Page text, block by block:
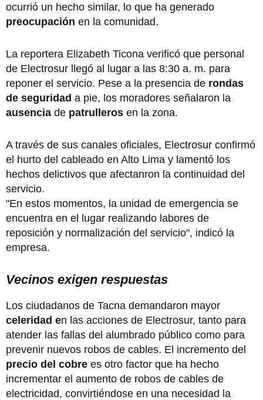
ocurrió un hecho similar, lo que ha generado
preocupación en la comunidad.
La reportera Elizabeth Ticona verificó que personal
de Electrosur llegó al lugar a las 8:30 a. m. para
reponer el servicio. Pese a la presencia de rondas
de seguridad a pie, los moradores señalaron la
ausencia de patrulleros en la zona.
A través de sus canales oficiales, Electrosur confirmó
el hurto del cableado en Alto Lima y lamentó los
hechos delictivos que afectanron la continuidad del
servicio.
"En estos momentos, la unidad de emergencia se
encuentra en el lugar realizando labores de
reposición y normalización del servicio", indicó la
empresa.
Vecinos exigen respuestas
Los ciudadanos de Tacna demandaron mayor
celeridad en las acciones de Electrosur, tanto para
atender las fallas del alumbrado público como para
prevenir nuevos robos de cables. El incremento del
precio del cobre es otro factor que ha hecho
incrementar el aumento de robos de cables de
electricidad, convirtiéndose en una necesidad la